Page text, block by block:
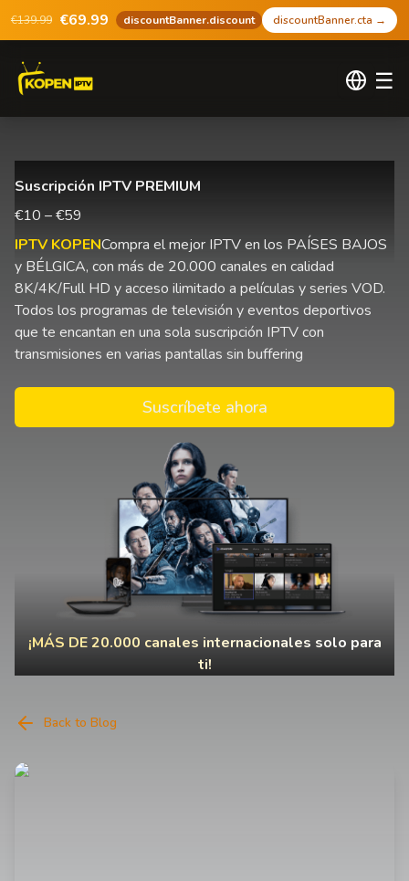
€139.99 €69.99 discountBanner.discount discountBanner.cta →
☰
Suscripción IPTV PREMIUM
€10 – €59
IPTV KOPENCompra el mejor IPTV en los PAÍSES BAJOS
y BÉLGICA, con más de 20.000 canales en calidad
8K/4K/Full HD y acceso ilimitado a películas y series VOD.
Todos los programas de televisión y eventos deportivos
que te encantan en una sola suscripción IPTV con
transmisiones en varias pantallas sin buffering
Suscríbete ahora
¡MÁS DE 20.000 canales internacionales solo para
ti!
Back to Blog